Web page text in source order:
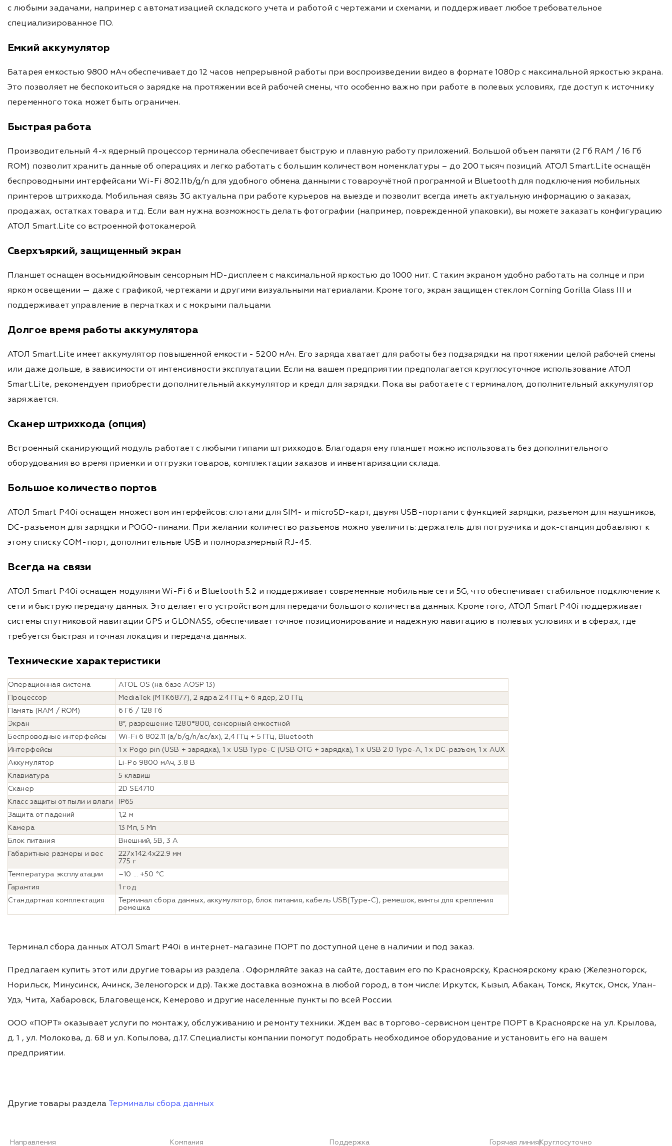
с любыми задачами, например с автоматизацией складского учета и работой с чертежами и схемами, и поддерживает любое требовательное
специализированное ПО.
Емкий аккумулятор
Батарея емкостью 9800 мАч обеспечивает до 12 часов непрерывной работы при воспроизведении видео в формате 1080p с максимальной яркостью экрана.
Это позволяет не беспокоиться о зарядке на протяжении всей рабочей смены, что особенно важно при работе в полевых условиях, где доступ к источнику
переменного тока может быть ограничен.
Быстрая работа
Производительный 4-х ядерный процессор терминала обеспечивает быструю и плавную работу приложений. Большой объем памяти (2 Гб RAM / 16 Гб
ROM) позволит хранить данные об операциях и легко работать с большим количеством номенклатуры – до 200 тысяч позиций. АТОЛ Smart.Lite оснащён
беспроводными интерфейсами Wi-Fi 802.11b/g/n для удобного обмена данными с товароучётной программой и Bluetooth для подключения мобильных
принтеров штрихкода. Мобильная связь 3G актуальна при работе курьеров на выезде и позволит всегда иметь актуальную информацию о заказах,
продажах, остатках товара и т.д. Если вам нужна возможность делать фотографии (например, поврежденной упаковки), вы можете заказать конфигурацию
АТОЛ Smart.Lite со встроенной фотокамерой.
Сверхъяркий, защищенный экран
Планшет оснащен восьмидюймовым сенсорным HD-дисплеем с максимальной яркостью до 1000 нит. С таким экраном удобно работать на солнце и при
ярком освещении — даже с графикой, чертежами и другими визуальными материалами. Кроме того, экран защищен стеклом Corning Gorilla Glass III и
поддерживает управление в перчатках и с мокрыми пальцами.
Долгое время работы аккумулятора
АТОЛ Smart.Lite имеет аккумулятор повышенной емкости - 5200 мАч. Его заряда хватает для работы без подзарядки на протяжении целой рабочей смены
или даже дольше, в зависимости от интенсивности эксплуатации. Если на вашем предприятии предполагается круглосуточное использование АТОЛ
Smart.Lite, рекомендуем приобрести дополнительный аккумулятор и кредл для зарядки. Пока вы работаете с терминалом, дополнительный аккумулятор
заряжается.
Сканер штрихкода (опция)
Встроенный сканирующий модуль работает с любыми типами штрихкодов. Благодаря ему планшет можно использовать без дополнительного
оборудования во время приемки и отгрузки товаров, комплектации заказов и инвентаризации склада.
Большое количество портов
АТОЛ Smart P40i оснащен множеством интерфейсов: слотами для SIM- и microSD-карт, двумя USB-портами с функцией зарядки, разъемом для наушников,
DC-разъемом для зарядки и POGO-пинами. При желании количество разъемов можно увеличить: держатель для погрузчика и док-станция добавляют к
этому списку COM-порт, дополнительные USB и полноразмерный RJ-45.
Всегда на связи
АТОЛ Smart P40i оснащен модулями Wi-Fi 6 и Bluetooth 5.2 и поддерживает современные мобильные сети 5G, что обеспечивает стабильное подключение к
сети и быструю передачу данных. Это делает его устройством для передачи большого количества данных. Кроме того, АТОЛ Smart P40i поддерживает
системы спутниковой навигации GPS и GLONASS, обеспечивает точное позиционирование и надежную навигацию в полевых условиях и в сферах, где
требуется быстрая и точная локация и передача данных.
Технические характеристики
Операционная система
АТОL OS (на базе AOSP 13)
Процессор
MediaTek (MTK6877), 2 ядра 2.4 ГГц + 6 ядер, 2.0 ГГц
Память (RAM / ROM)
6 Гб / 128 Гб
Экран
8”, разрешение 1280*800, сенсорный емкостной
Беспроводные интерфейсы
Wi-Fi 6 802.11 (a/b/g/n/ac/ax), 2,4 ГГц + 5 ГГц, Bluetooth
Интерфейсы
1 х Pogo pin (USB + зарядка), 1 х USB Type-C (USB OTG + зарядка), 1 х USB 2.0 Type-A, 1 х DC-разъем, 1 х AUX
Аккумулятор
Li-Po 9800 мАч, 3.8 В
Клавиатура
5 клавиш
Сканер
2D SE4710
Класс защиты от пыли и влаги
IP65
Защита от падений
1,2 м
Камера
13 Мп, 5 Мп
Блок питания
Внешний, 5В, 3 А
Габаритные размеры и вес
227x142.4x22.9 мм
775 г
Температура эксплуатации
–10 ... +50 °C
Гарантия
1 год
Стандартная комплектация
Терминал сбора данных, аккумулятор, блок питания, кабель USB(Type-C), ремешок, винты для крепления
ремешка
Терминал сбора данных АТОЛ Smart P40i в интернет-магазине ПОРТ по доступной цене в наличии и под заказ.
Предлагаем купить этот или другие товары из раздела . Оформляйте заказ на сайте, доставим его по Красноярску, Красноярскому краю (Железногорск,
Норильск, Минусинск, Ачинск, Зеленогорск и др). Также доставка возможна в любой город, в том числе: Иркутск, Кызыл, Абакан, Томск, Якутск, Омск, Улан-
Удэ, Чита, Хабаровск, Благовещенск, Кемерово и другие населенные пункты по всей России.
ООО «ПОРТ» оказывает услуги по монтажу, обслуживанию и ремонту техники. Ждем вас в торгово-сервисном центре ПОРТ в Красноярске на ул. Крылова,
д. 1 , ул. Молокова, д. 68 и ул. Копылова, д.17. Специалисты компании помогут подобрать необходимое оборудование и установить его на вашем
предприятии.
Другие товары раздела Терминалы сбора данных
Направления Компания Поддержка Горячая линия Круглосуточно